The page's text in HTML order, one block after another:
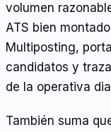
volumen
ATS bien
Multiposting,
candidatos y
de la operativa
También suma